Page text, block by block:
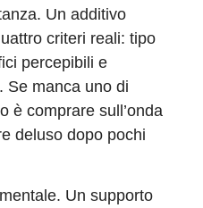
Un additivo
criteri reali: tipo
percepibili e
Se manca uno di
è comprare sull’onda
deluso dopo pochi
Un supporto